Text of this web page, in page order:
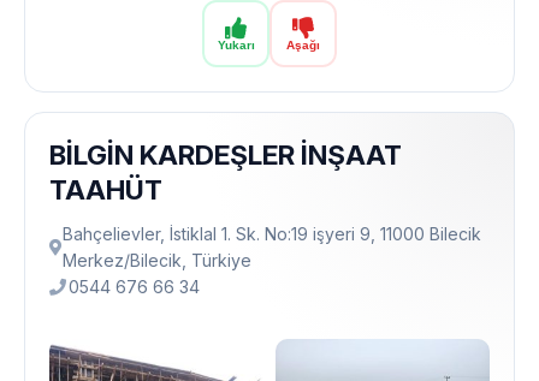
Yukarı Aşağı
BİLGİN KARDEŞLER İNŞAAT
TAAHÜT
Bahçelievler, İstiklal 1. Sk. No:19 işyeri 9, 11000 Bilecik
Merkez/Bilecik, Türkiye
0544 676 66 34